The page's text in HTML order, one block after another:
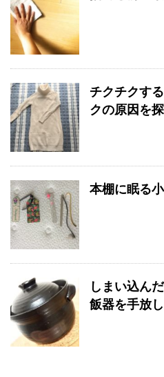
チクチクす
クの原因を
本棚に眠る
しまい込ん
飯器を手放し